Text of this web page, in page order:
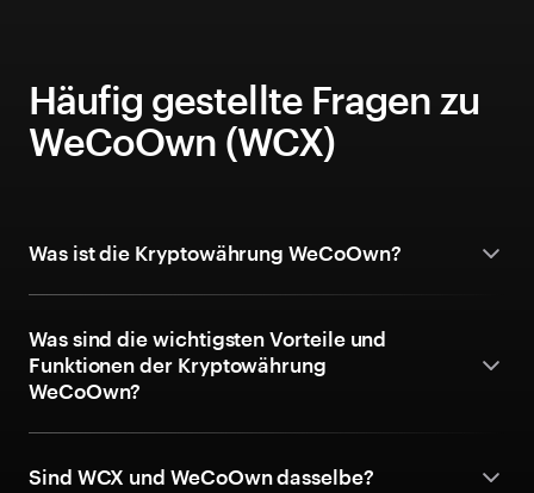
Häufig gestellte Fragen zu
WeCoOwn (WCX)
Was ist die Kryptowährung WeCoOwn?
Was sind die wichtigsten Vorteile und
Funktionen der Kryptowährung
WeCoOwn?
Sind WCX und WeCoOwn dasselbe?